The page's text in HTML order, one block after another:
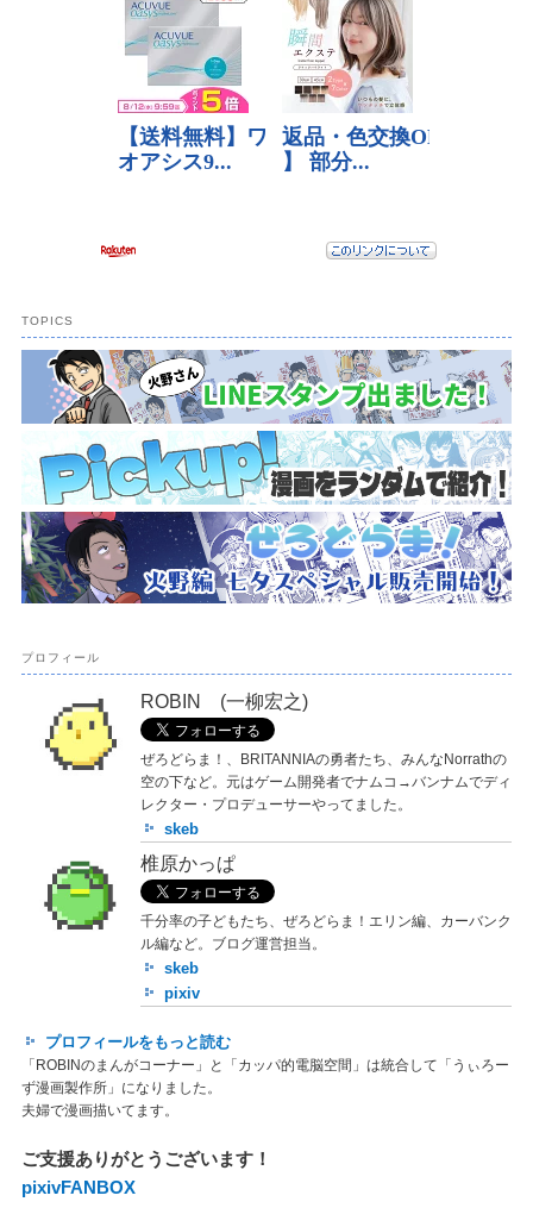
TOPICS
プロフィール
ROBIN (一柳宏之)
ぜろどらま！、BRITANNIAの勇者たち、みんなNorrathの
空の下など。元はゲーム開発者でナムコ→バンナムでディ
レクター・プロデューサーやってました。
skeb
椎原かっぱ
千分率の子どもたち、ぜろどらま！エリン編、カーバンク
ル編など。ブログ運営担当。
skeb
pixiv
プロフィールをもっと読む
「ROBINのまんがコーナー」と「カッパ的電脳空間」は統合して「うぃろー
ず漫画製作所」になりました。
夫婦で漫画描いてます。
ご支援ありがとうございます！
pixivFANBOX